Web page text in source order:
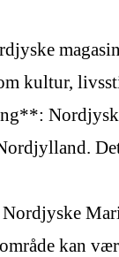
kultur,
kan